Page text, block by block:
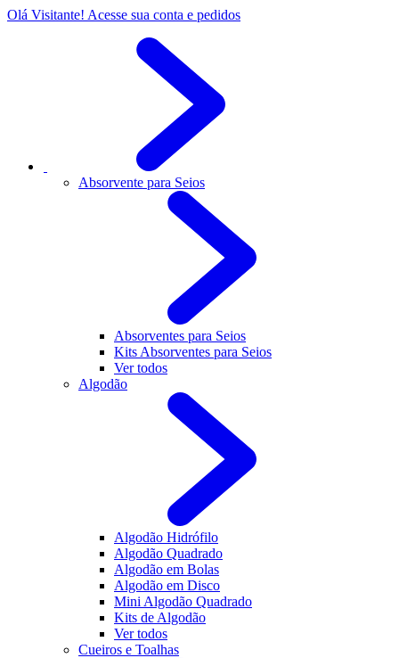
Olá Visitante! Acesse sua conta e pedidos
Absorvente para Seios
Absorventes para Seios
Kits Absorventes para Seios
Ver todos
Algodão
Algodão Hidrófilo
Algodão Quadrado
Algodão em Bolas
Algodão em Disco
Mini Algodão Quadrado
Kits de Algodão
Ver todos
Cueiros e Toalhas